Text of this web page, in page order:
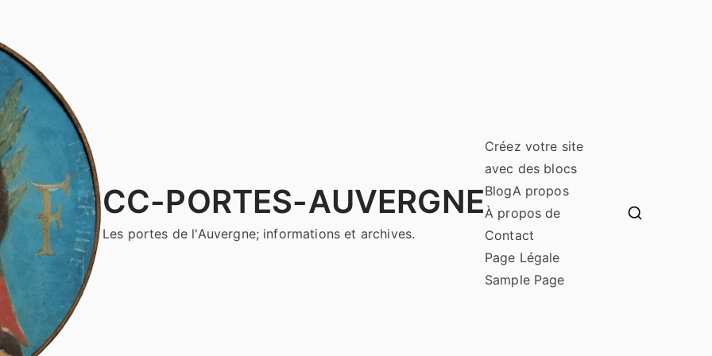
CC-PORTES-AUVERGNE
Les portes de l'Auvergne; informations et archives.
Créez votre site
avec des blocs
BlogA propos
À propos de
Contact
Page Légale
Sample Page